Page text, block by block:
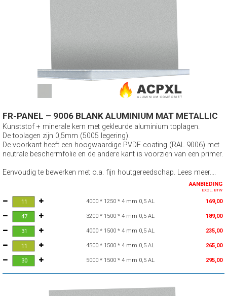
FR-PANEL – 9006 BLANK ALUMINIUM MAT METALLIC
Kunststof + minerale kern met gekleurde aluminium toplagen.
De toplagen zijn 0,5mm (5005 legering).
De voorkant heeft een hoogwaardige PVDF coating (RAL 9006) met
neutrale beschermfolie en de andere kant is voorzien van een primer.
Eenvoudig te bewerken met o.a. fijn houtgereedschap. Lees meer....
AANBIEDING
EXCL. BTW
4000 * 1250 * 4 mm 0,5 AL 169,00
3200 * 1500 * 4 mm 0,5 AL 189,00
4000 * 1500 * 4 mm 0,5 AL 235,00
4500 * 1500 * 4 mm 0,5 AL 265,00
5000 * 1500 * 4 mm 0,5 AL 295,00